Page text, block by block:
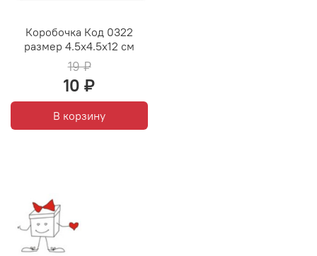
Коробочка Код 0322
размер 4.5х4.5х12 см
19 ₽
10 ₽
В корзину